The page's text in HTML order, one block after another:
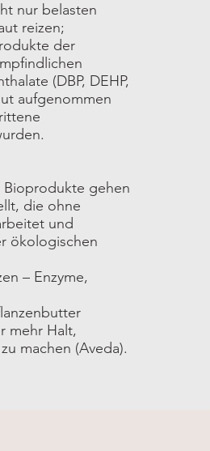
nur belasten
reizen;
der
(DBP, DEHP,
aufgenommen
Bioprodukte gehen
die ohne
und
ökologischen
– Enzyme,
mehr Halt,
machen (Aveda).